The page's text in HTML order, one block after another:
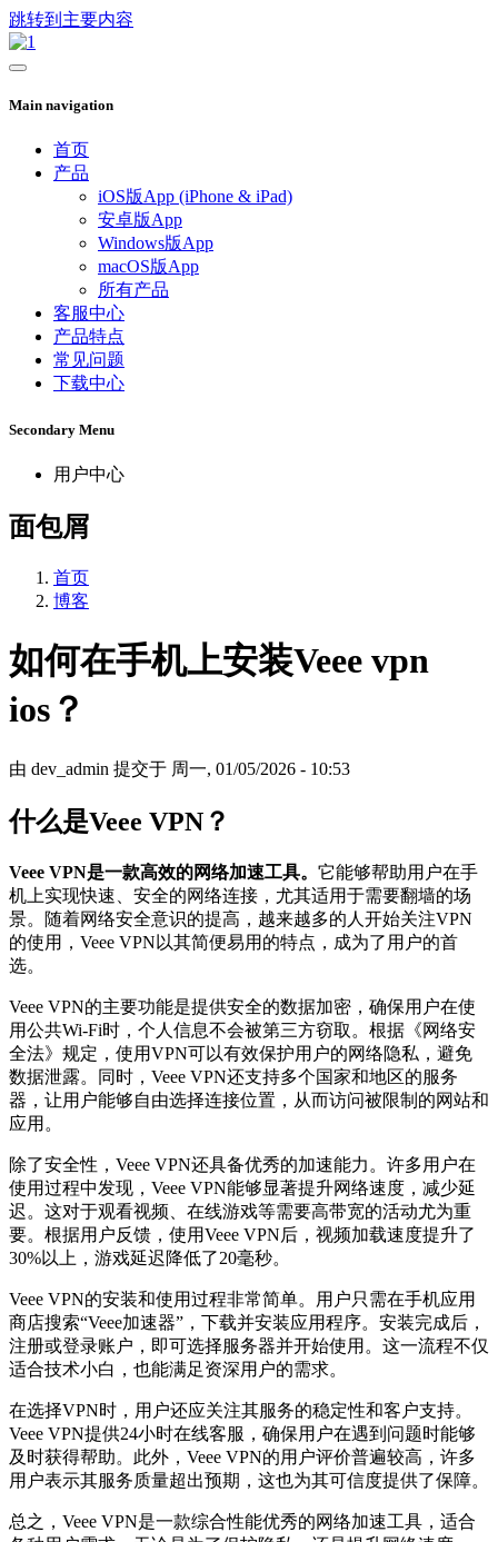
跳转到主要内容
Main navigation
首页
产品
iOS版App (iPhone & iPad)
安卓版App
Windows版App
macOS版App
所有产品
客服中心
产品特点
常见问题
下载中心
Secondary Menu
用户中心
面包屑
首页
博客
如何在手机上安装Veee vpn
ios？
由 dev_admin 提交于 周一, 01/05/2026 - 10:53
什么是Veee VPN？
Veee VPN是一款高效的网络加速工具。 它能够帮助用户在手
机上实现快速、安全的网络连接，尤其适用于需要翻墙的场
景。随着网络安全意识的提高，越来越多的人开始关注VPN
的使用，Veee VPN以其简便易用的特点，成为了用户的首
选。
Veee VPN的主要功能是提供安全的数据加密，确保用户在使
用公共Wi-Fi时，个人信息不会被第三方窃取。根据《网络安
全法》规定，使用VPN可以有效保护用户的网络隐私，避免
数据泄露。同时，Veee VPN还支持多个国家和地区的服务
器，让用户能够自由选择连接位置，从而访问被限制的网站和
应用。
除了安全性，Veee VPN还具备优秀的加速能力。许多用户在
使用过程中发现，Veee VPN能够显著提升网络速度，减少延
迟。这对于观看视频、在线游戏等需要高带宽的活动尤为重
要。根据用户反馈，使用Veee VPN后，视频加载速度提升了
30%以上，游戏延迟降低了20毫秒。
Veee VPN的安装和使用过程非常简单。用户只需在手机应用
商店搜索“Veee加速器”，下载并安装应用程序。安装完成后，
注册或登录账户，即可选择服务器并开始使用。这一流程不仅
适合技术小白，也能满足资深用户的需求。
在选择VPN时，用户还应关注其服务的稳定性和客户支持。
Veee VPN提供24小时在线客服，确保用户在遇到问题时能够
及时获得帮助。此外，Veee VPN的用户评价普遍较高，许多
用户表示其服务质量超出预期，这也为其可信度提供了保障。
总之，Veee VPN是一款综合性能优秀的网络加速工具，适合